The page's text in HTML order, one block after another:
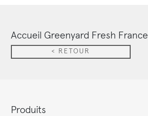
Accueil Greenyard Fresh France
< RETOUR
Produits